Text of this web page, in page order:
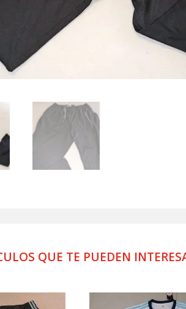
QUE TE PUEDEN